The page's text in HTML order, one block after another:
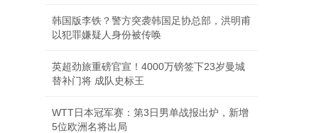
韩国版李铁？警方突袭韩国足协总部，洪明甫
以犯罪嫌疑人身份被传唤
英超劲旅重磅官宣！4000万镑签下23岁曼城
替补门将 成队史标王
WTT日本冠军赛：第3日男单战报出炉，新增
5位欧洲名将出局